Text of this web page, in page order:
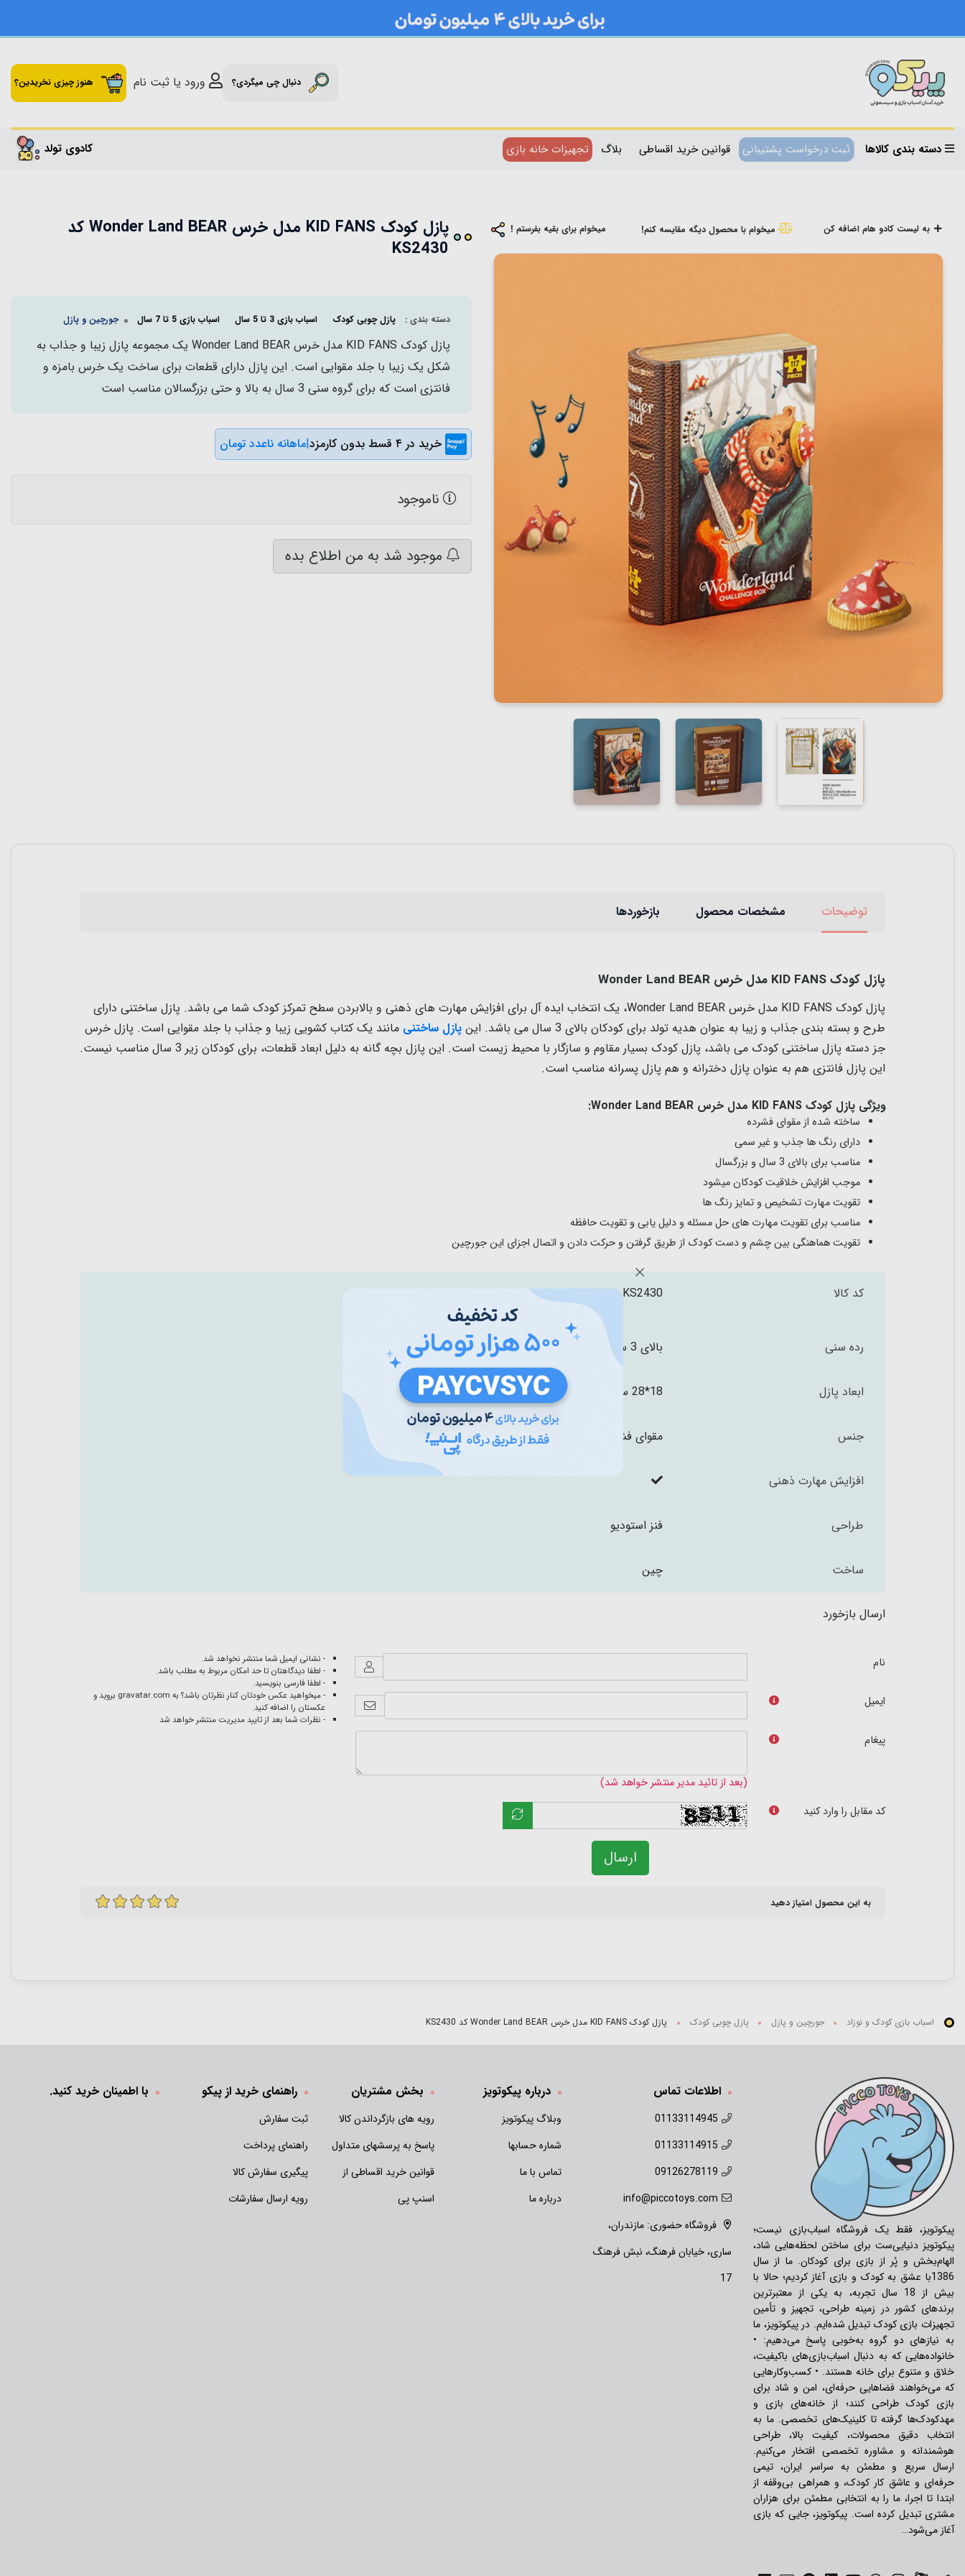
دنبال چی میگردی؟ ورود یا ثبت نام هنوز چیزی نخریدین؟
دسته بندی کالاها ثبت درخواست پشتیبانی قوانین خرید اقساطی بلاگ تجهیزات خانه بازی کادوی تولد
به لیست کادو هام اضافه کن میخوام با محصول دیگه مقایسه کنم! میخوام برای بقیه بفرستم !
پازل کودک KID FANS مدل خرس Wonder Land BEAR کد
KS2430
دسته بندی : پازل چوبی کودک اسباب بازی 3 تا 5 سال اسباب بازی 5 تا 7 سال جورچین و پازل
پازل کودک KID FANS مدل خرس Wonder Land BEAR یک مجموعه پازل زیبا و جذاب به
شکل یک زیبا با جلد مقوایی است. این پازل دارای قطعات برای ساخت یک خرس بامزه و
فانتزی است که برای گروه سنی 3 سال به بالا و حتی بزرگسالان مناسب است
خرید در ۴ قسط بدون کارمزد |ماهانه ناعدد تومان
ناموجود
موجود شد به من اطلاع بده
توضیحات مشخصات محصول بازخوردها
پازل کودک KID FANS مدل خرس Wonder Land BEAR
پازل کودک KID FANS مدل خرس Wonder Land BEAR، یک انتخاب ایده آل برای افزایش مهارت های ذهنی و بالابردن سطح تمرکز کودک شما می باشد.
پازل ساختنی دارای
طرح و بسته بندی جذاب و زیبا به عنوان هدیه تولد برای کودکان بالای 3 سال می باشد.
این پازل ساختنی مانند یک کتاب کشویی زیبا و جذاب با جلد مقوایی است. پازل خرس
جز دسته پازل ساختنی کودک می باشد، پازل کودک بسیار مقاوم و سازگار با محیط زیست است. این پازل بچه گانه به دلیل ابعاد قطعات، برای کودکان زیر 3 سال مناسب نیست.
این پازل فانتزی هم به عنوان پازل دخترانه و هم پازل پسرانه مناسب است.
ویژگی پازل کودک KID FANS مدل خرس Wonder Land BEAR:
ساخته شده از مقوای فشرده
دارای رنگ ها جذب و غیر سمی
مناسب برای بالای 3 سال و بزرگسال
موجب افزایش خلاقیت کودکان میشود
تقویت مهارت تشخیص و تمایز رنگ ها
مناسب برای تقویت مهارت های حل مسئله و دلیل یابی و تقویت حافظه
تقویت هماهنگی بین چشم و دست کودک از طریق گرفتن و حرکت دادن و اتصال اجزای این جورچین
کد کالا KS2430
رده سنی بالای 3 سال
ابعاد پازل 18*28 سانتی متر
جنس مقوای فشرده
افزایش مهارت ذهنی
طراحی فنز استودیو
ساخت چین
ارسال بازخورد
نام
ایمیل
پیغام
(بعد از تائید مدیر منتشر خواهد شد)
کد مقابل را وارد کنید
ارسال
- نشانی ایمیل شما منتشر نخواهد شد.
- لطفا دیدگاهتان تا حد امکان مربوط به مطلب باشد.
- لطفا فارسی بنویسید.
- میخواهید عکس خودتان کنار نظرتان باشد؟ به gravatar.com بروید و
عکستان را اضافه کنید.
- نظرات شما بعد از تایید مدیریت منتشر خواهد شد
به این محصول امتیاز دهید
اسباب بازی کودک و نوزاد جورچین و پازل پازل چوبی کودک پازل کودک KID FANS مدل خرس Wonder Land BEAR کد KS2430
پیکوتویز، فقط یک فروشگاه اسباب‌بازی نیست؛
پیکوتویز دنیایی‌ست برای ساختن لحظه‌هایی شاد،
الهام‌بخش و پُر از بازی برای کودکان. ما از سال
1386با عشق به کودک و بازی آغاز کردیم؛ حالا با
بیش از 18 سال تجربه، به یکی از معتبرترین
برندهای کشور در زمینه طراحی، تجهیز و تأمین
تجهیزات بازی کودک تبدیل شده‌ایم. در پیکوتویز، ما
به نیازهای دو گروه به‌خوبی پاسخ می‌دهیم: •
خانواده‌هایی که به دنبال اسباب‌بازی‌های باکیفیت،
خلاق و متنوع برای خانه هستند. • کسب‌وکارهایی
که می‌خواهند فضاهایی حرفه‌ای، امن و شاد برای
بازی کودک طراحی کنند؛ از خانه‌های بازی و
مهدکودک‌ها گرفته تا کلینیک‌های تخصصی. ما به
انتخاب دقیق محصولات، کیفیت بالا، طراحی
هوشمندانه و مشاوره تخصصی افتخار می‌کنیم.
ارسال سریع و مطمئن به سراسر ایران، تیمی
حرفه‌ای و عاشق کار کودک، و همراهی بی‌وقفه از
ابتدا تا اجرا، ما را به انتخابی مطمئن برای هزاران
مشتری تبدیل کرده است. پیکوتویز، جایی که بازی
آغاز می‌شود…
اطلاعات تماس
01133114945
01133114915
09126278119
info@piccotoys.com
فروشگاه حضوری: مازندران،
ساری، خیابان فرهنگ، نبش فرهنگ
17
درباره پیکوتویز
وبلاگ پیکوتویز
شماره حسابها
تماس با ما
درباره ما
بخش مشتریان
رویه های بازگرداندن کالا
پاسخ به پرسشهای متداول
قوانین خرید اقساطی از
اسنپ پی
راهنمای خرید از پیکو
ثبت سفارش
راهنمای پرداخت
پیگیری سفارش کالا
رویه ارسال سفارشات
با اطمینان خرید کنید.